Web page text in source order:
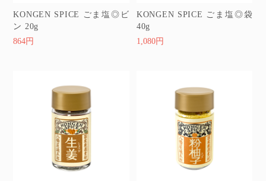
KONGEN SPICE ごま塩◎ビ
ン 20g
864円
KONGEN SPICE ごま塩◎袋
40g
1,080円